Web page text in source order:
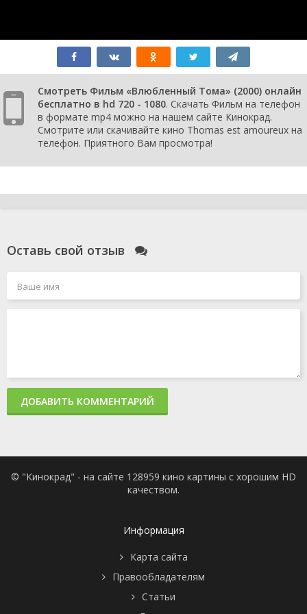
Смотреть Фильм «Влюбленный Тома» (2000) онлайн
бесплатно в hd 720 - 1080. Скачать Фильм на телефон
в формате mp4 можно на нашем сайте Кинокрад.
Смотрите или скачивайте кино Thomas est amoureux на
телефон. Приятного Вам просмотра!
Оставь свой отзыв
ДОБАВИТЬ КОММЕНТАРИЙ
© "Кинокрад" - на сайте 128959 кино картины с хорошим HD
качеством.
Информация
Карта сайта
Правообладателям
Статьи